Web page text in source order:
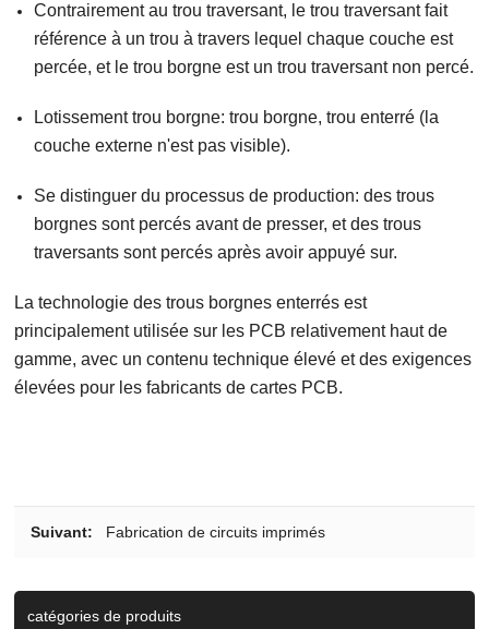
Contrairement au trou traversant, le trou traversant fait
référence à un trou à travers lequel chaque couche est
percée, et le trou borgne est un trou traversant non percé.
Lotissement trou borgne: trou borgne, trou enterré (la
couche externe n'est pas visible).
Se distinguer du processus de production: des trous
borgnes sont percés avant de presser, et des trous
traversants sont percés après avoir appuyé sur.
La technologie des trous borgnes enterrés est
principalement utilisée sur les PCB relativement haut de
gamme, avec un contenu technique élevé et des exigences
élevées pour les fabricants de cartes PCB.
Suivant: Fabrication de circuits imprimés
catégories de produits